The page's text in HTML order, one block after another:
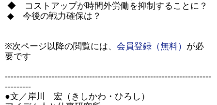
◆ コストアップが時間外労働を抑制することに？
◆ 今後の戦力確保は？
※次ページ以降の閲覧には、 会員登録（無料） が必
要です
-----------------------------------------------------------------------
---------
●文／岸川 宏（きしかわ・ひろし）